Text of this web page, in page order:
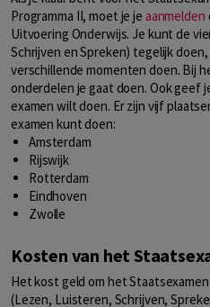
Programma II, moet je je aanmelden
Uitvoering Onderwijs. Je kunt de
Schrijven en Spreken) tegelijk
verschillende momenten doen. Bij
onderdelen je gaat doen. Ook geef
examen wilt doen. Er zijn vijf
examen kunt doen:
Amsterdam
Rijswijk
Rotterdam
Eindhoven
Zwolle
Kosten van het
Het kost geld om het
(Lezen, Luisteren, Schrijven,